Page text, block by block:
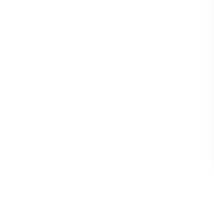
Des
La